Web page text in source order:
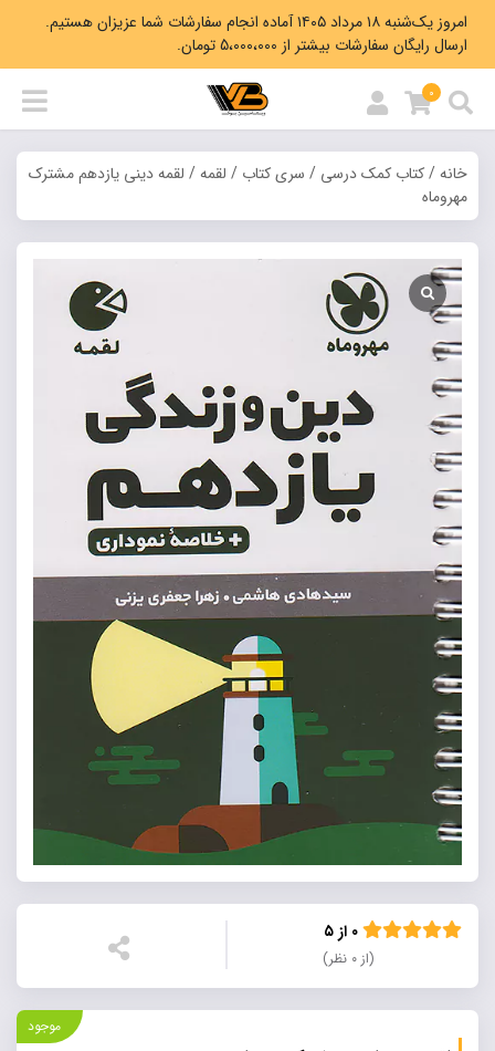
امروز یک‌شنبه ۱۸ مرداد ۱۴۰۵ آماده انجام سفارشات شما عزیزان هستیم.
ارسال رایگان سفارشات بیشتر از 5،000،000 تومان.
0
خانه/کتاب کمک درسی / سری کتاب / لقمه/ لقمه دینی یازدهم مشترک
مهروماه
(از ۰ نظر)
موجود